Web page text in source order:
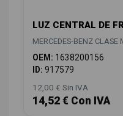
LUZ CENTRAL DE
MERCEDES-BENZ
OEM: 1638200156
ID: 917579
12,00 € Sin IVA
14,52 € Con IVA